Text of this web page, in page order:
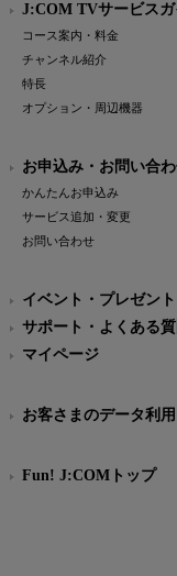
J:COM TVサービスガ
コース案内・料金
チャンネル紹介
特長
オプション・周辺機器
お申込み・お問い合
かんたんお申込み
サービス追加・変更
お問い合わせ
イベント・プレゼント
サポート・よくある質
マイページ
お客さまのデータ利
Fun! J:COMトップ